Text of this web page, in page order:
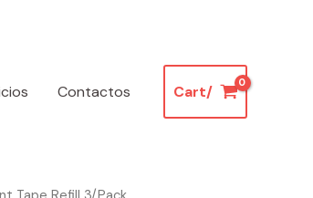
Contactos Cart/